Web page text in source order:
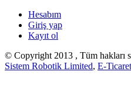
Hesabım
Giriş yap
Kayıt ol
© Copyright 2013 , Tüm hakları
Sistem Robotik Limited, E-Ticaret